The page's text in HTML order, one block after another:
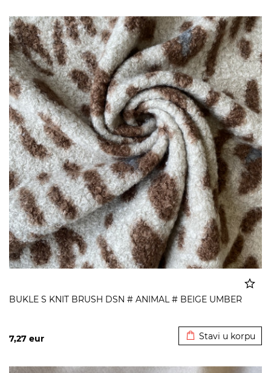
BUKLE S KNIT BRUSH DSN # ANIMAL # BEIGE UMBER
7,27 eur Stavi u korpu